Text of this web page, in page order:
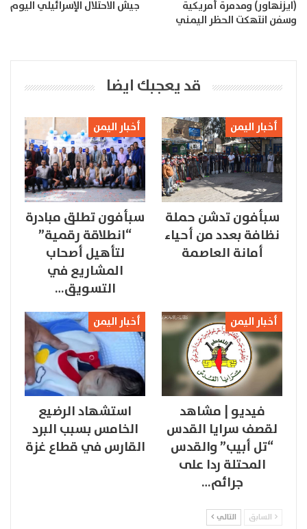
(ايزنهاور) ومدمرة أمريكية
وسفن انتهكت الحظر اليمني
جيش الاحتلال الإسرائيلي اليوم
قد يعجبك ايضا
أخبار اليمن
سبأفون تدشن حملة
نظافة بعدد من أحياء
أمانة العاصمة
أخبار اليمن
سبأفون تطلق مبادرة
“انطلاقة رقمية”
لتأهيل أصحاب
المشاريع في
التسويق…
أخبار اليمن
فيديو | مشاهد
لقصف سرايا القدس
“تل أبيب” والقدس
المحتلة ردا على
جرائم…
أخبار اليمن
استشهاد الرضيع
الخامس بسبب البرد
القارس في قطاع غزة
السابق التالي